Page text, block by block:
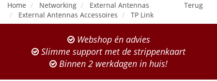
Terug
Home Networking
External Antennas
External Antennas Accessoires
TP Link
Webshop én advies
Slimme support met de strippenkaart
Binnen 2 werkdagen in huis!